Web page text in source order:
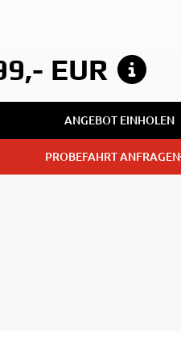
EUR
ANGEBOT EINHOLEN
PROBEFAHRT ANFRAGEN